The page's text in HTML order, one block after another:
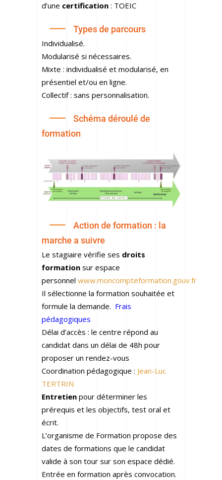
d’une certification : TOEIC
Types de parcours
Individualisé.
Modularisé si nécessaires.
Mixte : individualisé et modularisé, en
présentiel et/ou en ligne.
Collectif : sans personnalisation.
Schéma déroulé de
formation
Action de formation : la
marche a suivre
Le stagiaire vérifie ses droits
formation sur espace
personnel www.moncompteformation.gouv.fr
Il sélectionne la formation souhaitée et
formule la demande. Frais
pédagogiques
Délai d’accès : le centre répond au
candidat dans un délai de 48h pour
proposer un rendez-vous
Coordination pédagogique : Jean-Luc
TERTRIN
Entretien pour déterminer les
prérequis et les objectifs, test oral et
écrit.
L’organisme de Formation propose des
dates de formations que le candidat
valide à son tour sur son espace dédié.
Entrée en formation après convocation.